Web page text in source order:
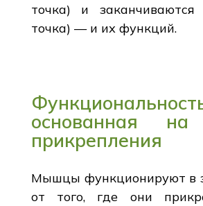
точка) и заканчиваются
точка) — и их функций.
основанная на
прикрепления
Мышцы функционируют в
от того, где они